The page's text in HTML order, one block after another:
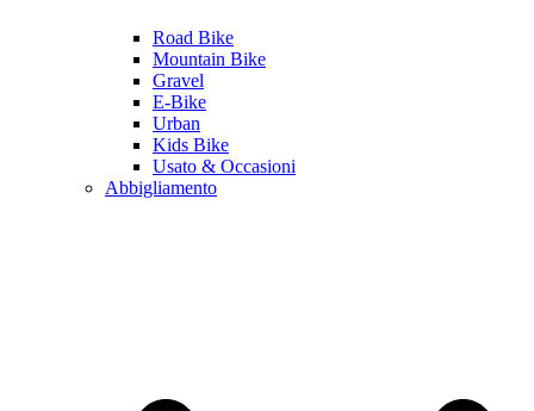
Road Bike
Mountain Bike
Gravel
E-Bike
Urban
Kids Bike
Usato & Occasioni
Abbigliamento